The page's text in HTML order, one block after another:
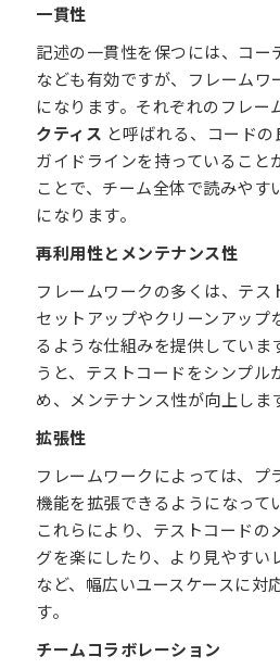
一貫性
記述の一貫性を保つには、コー
なども有効ですが、フレームワ
になります。それぞれのフレー
クティス と呼ばれる、コード
ガイドラインを持っていること
ことで、チーム全体で読みやす
になります。
再利用性とメンテナンス性
フレームワークの多くは、テス
セットアップやクリーンアップ
るような仕組みを提供していま
うと、テストコードをシンプル
め、メンテナンス性が向上しま
拡張性
フレームワークによっては、プ
機能を拡張できるようになって
これらにより、テストコードの
グを楽にしたり、より見やすい
など、幅広いユースケースに対
す。
チームコラボレーション